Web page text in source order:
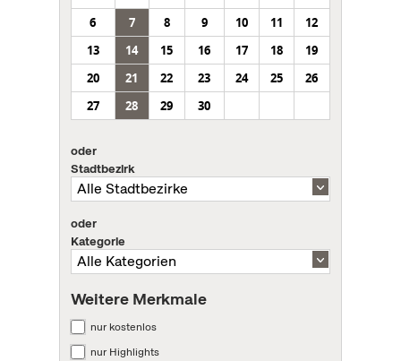
6
7 8 9 10 11
12
13
14 15 16 17 18
19
20
21 22 23 24 25
26
27
28 29 30
oder
Stadtbezirk
oder
Kategorie
Weitere Merkmale
nur kostenlos
nur Highlights